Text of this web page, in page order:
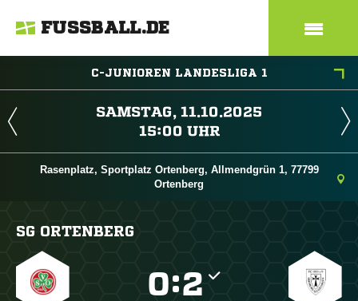
FUSSBALL.DE
C-JUNIOREN LANDESLIGA 1
 
 
Rasenplatz, Sportplatz Ortenberg, Allmendgrün 1, 77799
Ortenberg
SG ORTENBERG
: